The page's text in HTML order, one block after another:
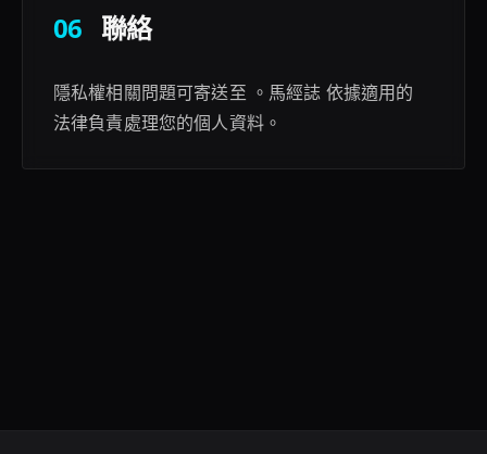
06 聯絡
隱私權相關問題可寄送至 。馬經誌 依據適用的
法律負責處理您的個人資料。